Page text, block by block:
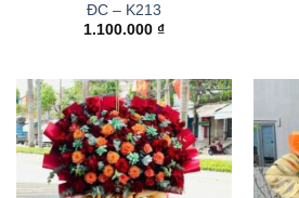
ĐC – K213
1.100.000 ₫